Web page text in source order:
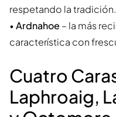
respetando la tradición.
•Ardnahoe – la más
característica con
Cuatro
Laphroaig,